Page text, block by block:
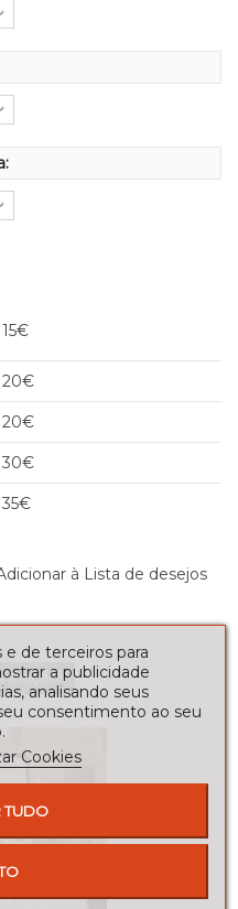
15€
20€
20€
30€
35€
à Lista de desejos
e de terceiros para
a publicidade
analisando seus
consentimento ao seu
Cookies
TUDO